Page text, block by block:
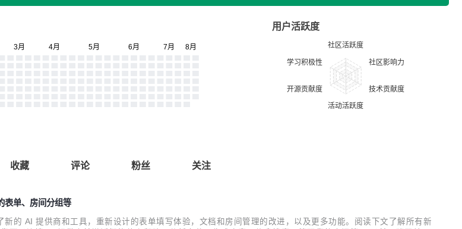
用户活跃度
收藏 评论 粉丝 关注
表单、房间分组等
的 AI 提供商和工具，重新设计的表单填写体验，文档和房间管理的改进，以及更多功能。阅读下文了解所有新